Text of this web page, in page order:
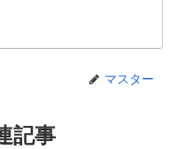
マスター
記事